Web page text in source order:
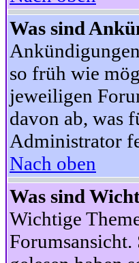
Was sind
so früh wie
jeweiligen
davon ab, was
Administrator
Nach oben
Was sind
Wichtige